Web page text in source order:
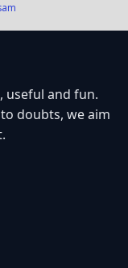
useful and fun.
doubts, we aim